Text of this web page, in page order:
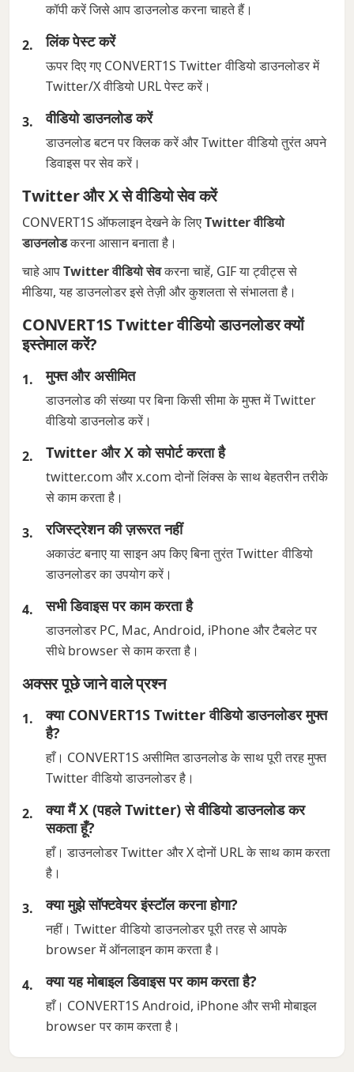
कॉपी करें जिसे आप डाउनलोड करना चाहते हैं।
लिंक पेस्ट करें
ऊपर दिए गए CONVERT1S Twitter वीडियो डाउनलोडर में
Twitter/X वीडियो URL पेस्ट करें।
वीडियो डाउनलोड करें
डाउनलोड बटन पर क्लिक करें और Twitter वीडियो तुरंत अपने
डिवाइस पर सेव करें।
Twitter और X से वीडियो सेव करें
CONVERT1S ऑफलाइन देखने के लिएTwitter वीडियो
डाउनलोडकरना आसान बनाता है।
चाहे आपTwitter वीडियो सेवकरना चाहें, GIF या ट्वीट्स से
मीडिया, यह डाउनलोडर इसे तेज़ी और कुशलता से संभालता है।
CONVERT1S Twitter वीडियो डाउनलोडर क्यों
इस्तेमाल करें?
मुफ्त और असीमित
डाउनलोड की संख्या पर बिना किसी सीमा के मुफ्त में Twitter
वीडियो डाउनलोड करें।
Twitter और X को सपोर्ट करता है
twitter.com और x.com दोनों लिंक्स के साथ बेहतरीन तरीके
से काम करता है।
रजिस्ट्रेशन की ज़रूरत नहीं
अकाउंट बनाए या साइन अप किए बिना तुरंत Twitter वीडियो
डाउनलोडर का उपयोग करें।
सभी डिवाइस पर काम करता है
डाउनलोडर PC, Mac, Android, iPhone और टैबलेट पर
सीधे browser से काम करता है।
अक्सर पूछे जाने वाले प्रश्न
क्या CONVERT1S Twitter वीडियो डाउनलोडर मुफ्त
है?
हाँ। CONVERT1S असीमित डाउनलोड के साथ पूरी तरह मुफ्त
Twitter वीडियो डाउनलोडर है।
क्या मैं X (पहले Twitter) से वीडियो डाउनलोड कर
सकता हूँ?
हाँ। डाउनलोडर Twitter और X दोनों URL के साथ काम करता
है।
क्या मुझे सॉफ्टवेयर इंस्टॉल करना होगा?
नहीं। Twitter वीडियो डाउनलोडर पूरी तरह से आपके
browser में ऑनलाइन काम करता है।
क्या यह मोबाइल डिवाइस पर काम करता है?
हाँ। CONVERT1S Android, iPhone और सभी मोबाइल
browser पर काम करता है।